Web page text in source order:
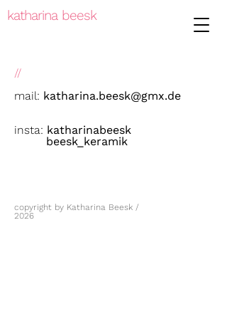
katharina beesk
//
mail: katharina.beesk@gmx.de
insta: katharinabeesk
beesk_keramik
copyright by Katharina Beesk /
2026